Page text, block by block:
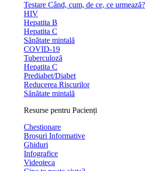
Testare Când, cum, de ce, ce urmează?
HIV
Hepatita B
Hepatita C
Sănătate mintală
COVID-19
Tuberculoză
Hepatita C
Prediabet/Diabet
Reducerea Riscurilor
Sănătate mintală
Resurse pentru Pacienți
Chestionare
Broșuri Informative
Ghiduri
Infografice
Videoteca